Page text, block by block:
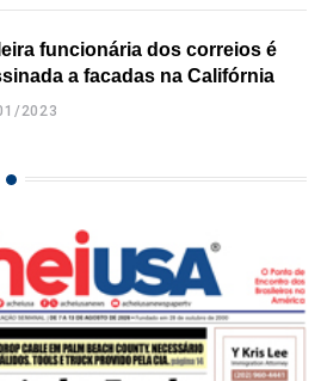
funcionária dos correios é
a facadas na Califórnia
2023